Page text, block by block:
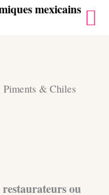
Piments & Chiles
ou